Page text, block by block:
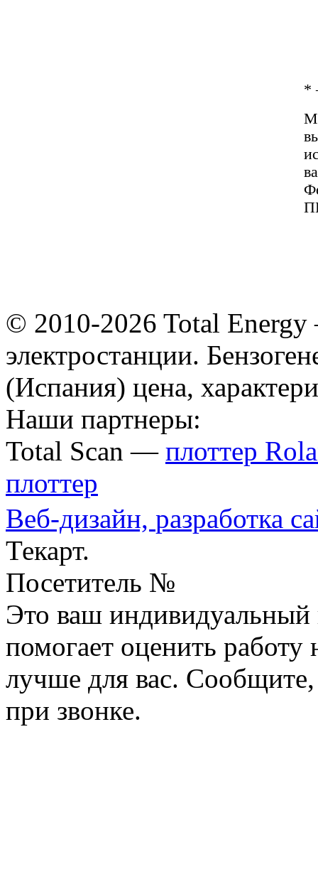
*
© 2010-2026 Total
электростанции.
(Испания) цена,
Наши партнеры:
Total Scan — плоттер
плоттер
Веб-дизайн, разработка
Текарт.
Посетитель №
Это ваш
помогает оценить работу
лучше для вас.
при звонке.